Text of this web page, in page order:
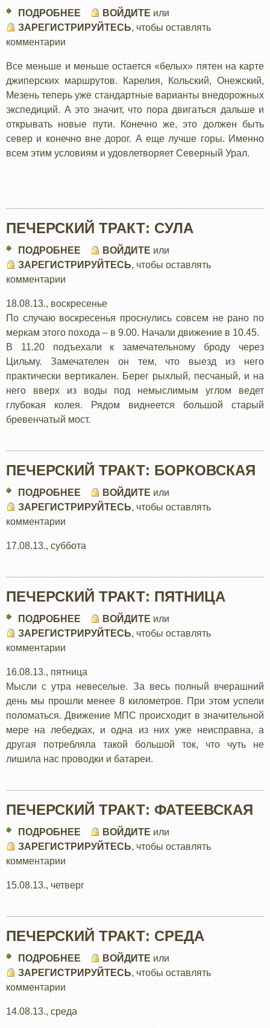
ПОДРОБНЕЕ
СЕВЕРНЫЙ
ИНФОРМАЦИЯ
ВОЙДИТЕ или
ЗАРЕГИСТРИРУЙТЕСЬ, чтобы оставлять
комментарии
Все меньше и меньше остается «белых» пятен на карте
джиперских маршрутов. Карелия, Кольский, Онежский,
Мезень теперь уже стандартные варианты внедорожных
экспедиций. А это значит, что пора двигаться дальше и
открывать новые пути. Конечно же, это должен быть
север и конечно вне дорог. А еще лучше горы. Именно
всем этим условиям и удовлетворяет Северный Урал.
ПЕЧЕРСКИЙ ТРАКТ: СУЛА
ПОДРОБНЕЕ
ПЕЧЕРСКИЙ
ВОЙДИТЕ или
ЗАРЕГИСТРИРУЙТЕСЬ, чтобы оставлять
комментарии
18.08.13., воскресенье
По случаю воскресенья проснулись совсем не рано по
меркам этого похода – в 9.00. Начали движение в 10.45.
В 11.20 подъехали к замечательному броду через
Цильму. Замечателен он тем, что выезд из него
практически вертикален. Берег рыхлый, песчаный, и на
него вверх из воды под немыслимым углом ведет
глубокая колея. Рядом виднеется большой старый
бревенчатый мост.
ПЕЧЕРСКИЙ ТРАКТ: БОРКОВСКАЯ
ПОДРОБНЕЕ
ПЕЧЕРСКИЙ
ВОЙДИТЕ или
ЗАРЕГИСТРИРУЙТЕСЬ, чтобы оставлять
комментарии
17.08.13., суббота
ПЕЧЕРСКИЙ ТРАКТ: ПЯТНИЦА
ПОДРОБНЕЕ
ПЕЧЕРСКИЙ
ВОЙДИТЕ или
ЗАРЕГИСТРИРУЙТЕСЬ, чтобы оставлять
комментарии
16.08.13., пятница
Мысли с утра невеселые. За весь полный вчерашний
день мы прошли менее 8 километров. При этом успели
поломаться. Движение МПС происходит в значительной
мере на лебедках, и одна из них уже неисправна, а
другая потребляла такой большой ток, что чуть не
лишила нас проводки и батареи.
ПЕЧЕРСКИЙ ТРАКТ: ФАТЕЕВСКАЯ
ПОДРОБНЕЕ
ПЕЧЕРСКИЙ
ВОЙДИТЕ или
ЗАРЕГИСТРИРУЙТЕСЬ, чтобы оставлять
комментарии
15.08.13., четверг
ПЕЧЕРСКИЙ ТРАКТ: СРЕДА
ПОДРОБНЕЕ
ПЕЧЕРСКИЙ
ВОЙДИТЕ или
ЗАРЕГИСТРИРУЙТЕСЬ, чтобы оставлять
комментарии
14.08.13., среда